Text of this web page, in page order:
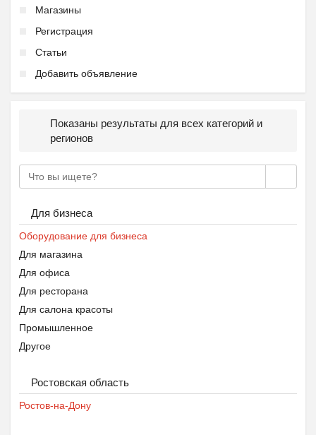
Магазины
Регистрация
Статьи
Добавить объявление
Показаны результаты для всех категорий и
регионов
Для бизнеса
Оборудование для бизнеса
Для магазина
Для офиса
Для ресторана
Для салона красоты
Промышленное
Другое
Ростовская область
Ростов-на-Дону